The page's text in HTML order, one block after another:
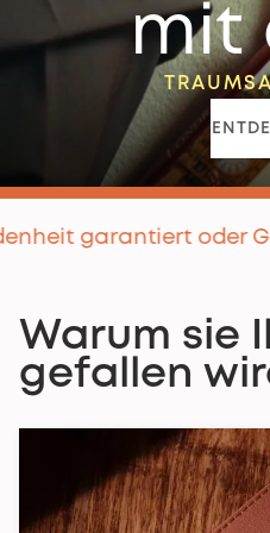
mit
garantiert oder Geld
Warum sie
gefallen